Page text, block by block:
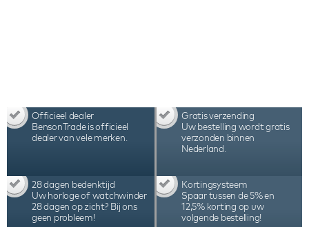
Officieel dealer
BensonTrade is officieel
dealer van vele merken.
Gratis verzending
Uw bestelling wordt gratis
verzonden binnen
Nederland.
28 dagen bedenktijd
Uw horloge of watchwinder
28 dagen op zicht? Bij ons
geen probleem!
Kortingsysteem
Spaar tussen de 5% en
12,5% korting op uw
volgende bestelling!